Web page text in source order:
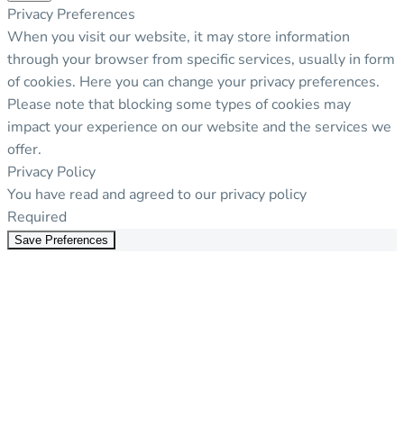
Privacy Preferences
When you visit our website, it may store information
through your browser from specific services, usually in form
of cookies. Here you can change your privacy preferences.
Please note that blocking some types of cookies may
impact your experience on our website and the services we
offer.
Privacy Policy
You have read and agreed to our privacy policy
Required
Save Preferences